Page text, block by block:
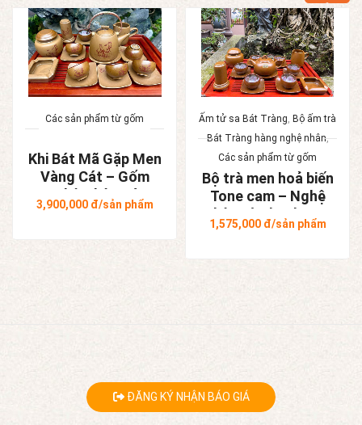
Các sản phẩm từ gốm
Khi Bát Mã Gặp Men
Vàng Cát – Gốm
Nghệ Nhân Bát
Tràng
3,900,000đ/sản phẩm
Ấm tử sa Bát Tràng Bộ ấm trà
Bát Tràng hàng nghệ nhân,
Các sản phẩm từ gốm
Bộ trà men hoả biến
Tone cam – Nghệ
nhân Tô Thanh Sơn
1,575,000đ/sản phẩm
ĐĂNG KÝ NHẬN BÁO GIÁ